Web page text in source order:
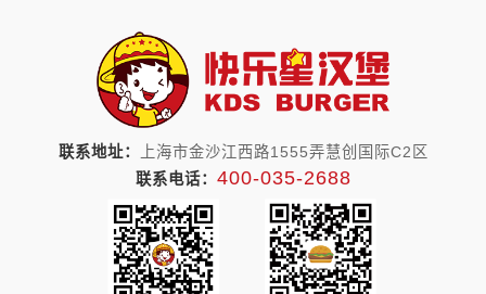
联系地址：
上海市金沙江西路1555弄慧创国际C2区
联系电话： 400-035-2688